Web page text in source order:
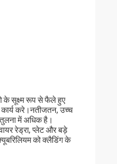
के सूक्ष्म रूप से फैले हुए
कार्य करे।नतीजतन, उच्च
तुलना में अधिक है।
रेड्रा, प्लेट और बड़े
को क्लैडिंग के